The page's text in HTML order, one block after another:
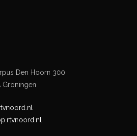
Den Hoorn 300
Groningen